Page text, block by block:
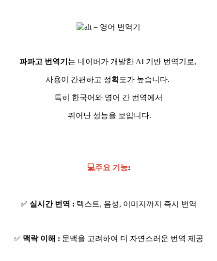
파파고 번역기 는 네이버가 개발한 AI 기반 번역기로,
사용이 간편하고 정확도가 높습니다.
특히 한국어와 영어 간 번역에서
뛰어난 성능을 보입니다.
💻주요 기능:
✅ 실시간 번역 : 텍스트, 음성, 이미지까지 즉시 번역
✅ 맥락 이해 : 문맥을 고려하여 더 자연스러운 번역 제공